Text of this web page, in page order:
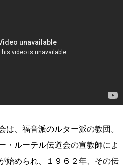
は、福音派のルター派の教団。
・ルーテル伝道会の宣教師によ
始められ、１９６２年、その伝